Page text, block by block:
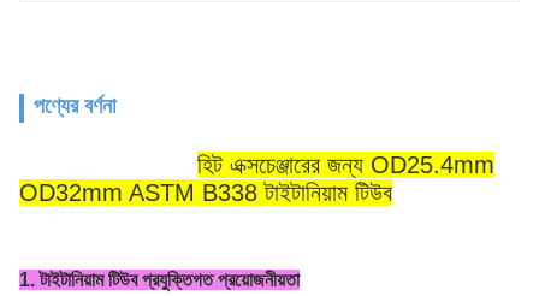
পণ্যের বর্ণনা
হিট এক্সচেঞ্জারের জন্য OD25.4mm
OD32mm ASTM B338 টাইটানিয়াম টিউব
1. টাইটানিয়াম টিউব প্রযুক্তিগত প্রয়োজনীয়তা